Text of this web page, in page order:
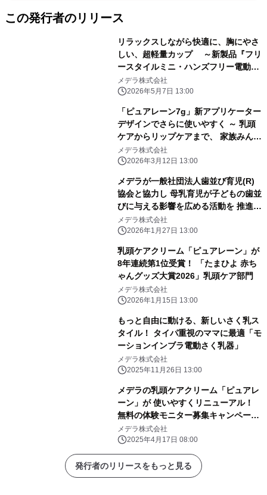
この発行者のリリース
リラックスしながら快適に、胸にやさ
しい、超軽量カップ ～新製品『フリ
ースタイルミニ・ハンズフリー電動さ
く乳器』発売～
メデラ株式会社
2026年5月7日 13:00
「ピュアレーン7g」新アプリケーター
デザインでさらに使いやすく ～ 乳頭
ケアからリップケアまで、 家族みんな
で使える、多用途ケアを新提案 ～
メデラ株式会社
2026年3月12日 13:00
メデラが一般社団法人歯並び育児(R)
協会と協力し 母乳育児が子どもの歯並
びに与える影響を広める活動を 推進
1/27よりYouTubeにてコンテンツ公開
より開始
メデラ株式会社
2026年1月27日 13:00
乳頭ケアクリーム「ピュアレーン」が
8年連続第1位受賞！ 「たまひよ 赤ち
ゃんグッズ大賞2026」乳頭ケア部門
メデラ株式会社
2026年1月15日 13:00
もっと自由に動ける、新しいさく乳ス
タイル！ タイパ重視のママに最適「モ
ーションインブラ電動さく乳器」
メデラ株式会社
2025年11月26日 13:00
メデラの乳頭ケアクリーム「ピュアレ
ーン」が 使いやすくリニューアル！
無料の体験モニター募集キャンペーン
を実施
メデラ株式会社
2025年4月17日 08:00
発行者のリリースをもっと見る